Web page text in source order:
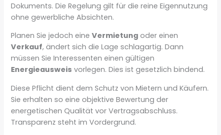
Dokuments. Die Regelung gilt für die reine Eigennutzung
ohne gewerbliche Absichten.
Planen Sie jedoch eineVermietung oder einen
Verkauf, ändert sich die Lage schlagartig. Dann
müssen Sie Interessenten einen gültigen
Energieausweis vorlegen. Dies ist gesetzlich bindend.
Diese Pflicht dient dem Schutz von Mietern und Käufern.
Sie erhalten so eine objektive Bewertung der
energetischen Qualität vor Vertragsabschluss.
Transparenz steht im Vordergrund.